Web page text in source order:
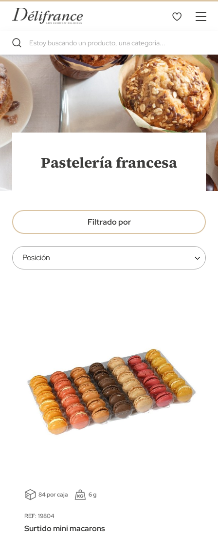
Pastelería francesa
84 por caja 6 g
REF: 19804
Surtido mini macarons
Filtrado por